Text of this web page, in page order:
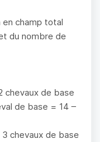
en champ total
du nombre de
chevaux de base
de base = 14 –
chevaux de base